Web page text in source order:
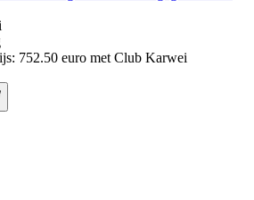
752.50 euro met Club Karwei